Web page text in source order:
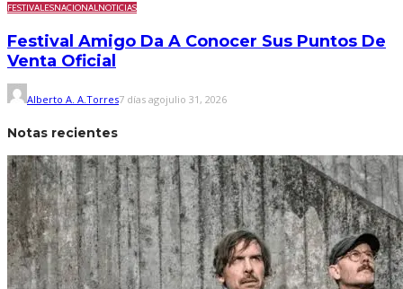
FESTIVALESNACIONAL NOTICIAS
Festival Amigo Da A Conocer Sus Puntos De
Venta Oficial
Alberto A. A.Torres7 días agojulio 31, 2026
Notas recientes